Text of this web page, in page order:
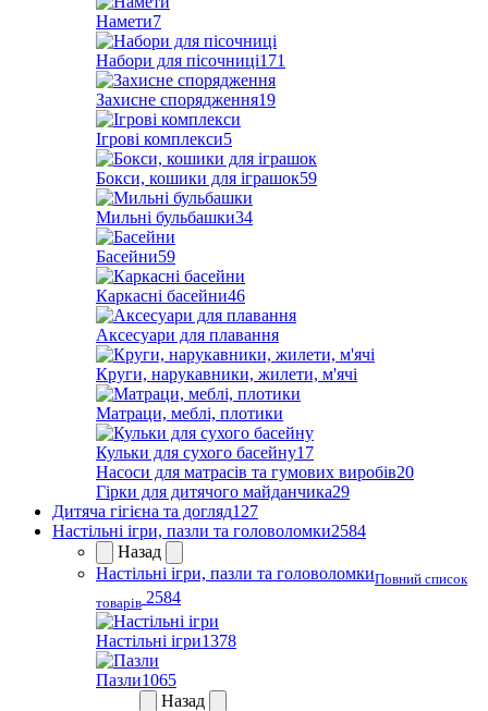
Намети7
Набори для пісочниці171
Захисне спорядження19
Ігрові комплекси5
Бокси, кошики для іграшок59
Мильні бульбашки34
Басейни59
Каркасні басейни46
Аксесуари для плавання
Круги, нарукавники, жилети, м'ячі
Матраци, меблі, плотики
Кульки для сухого басейну17
Насоси для матрасів та гумових виробів20
Гірки для дитячого майданчика29
Дитяча гігієна та догляд127
Настільні ігри, пазли та головоломки2584
Назад
Настільні ігри, пазли та головоломкиПовний список
товарів 2584
Настільні ігри1378
Пазли1065
Назад